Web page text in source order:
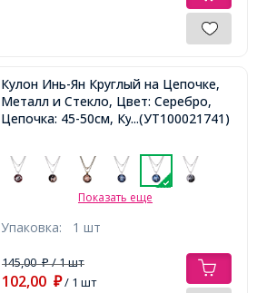
Кулон Инь-Ян Круглый на Цепочке,
Металл и Стекло, Цвет: Серебро,
Цепочка: 45-50см, Кулон: 27мм,
...(УТ100021741)
Показать еще
Упаковка: 1 шт
145,00₽/ 1 шт
102,00 ₽/ 1 шт